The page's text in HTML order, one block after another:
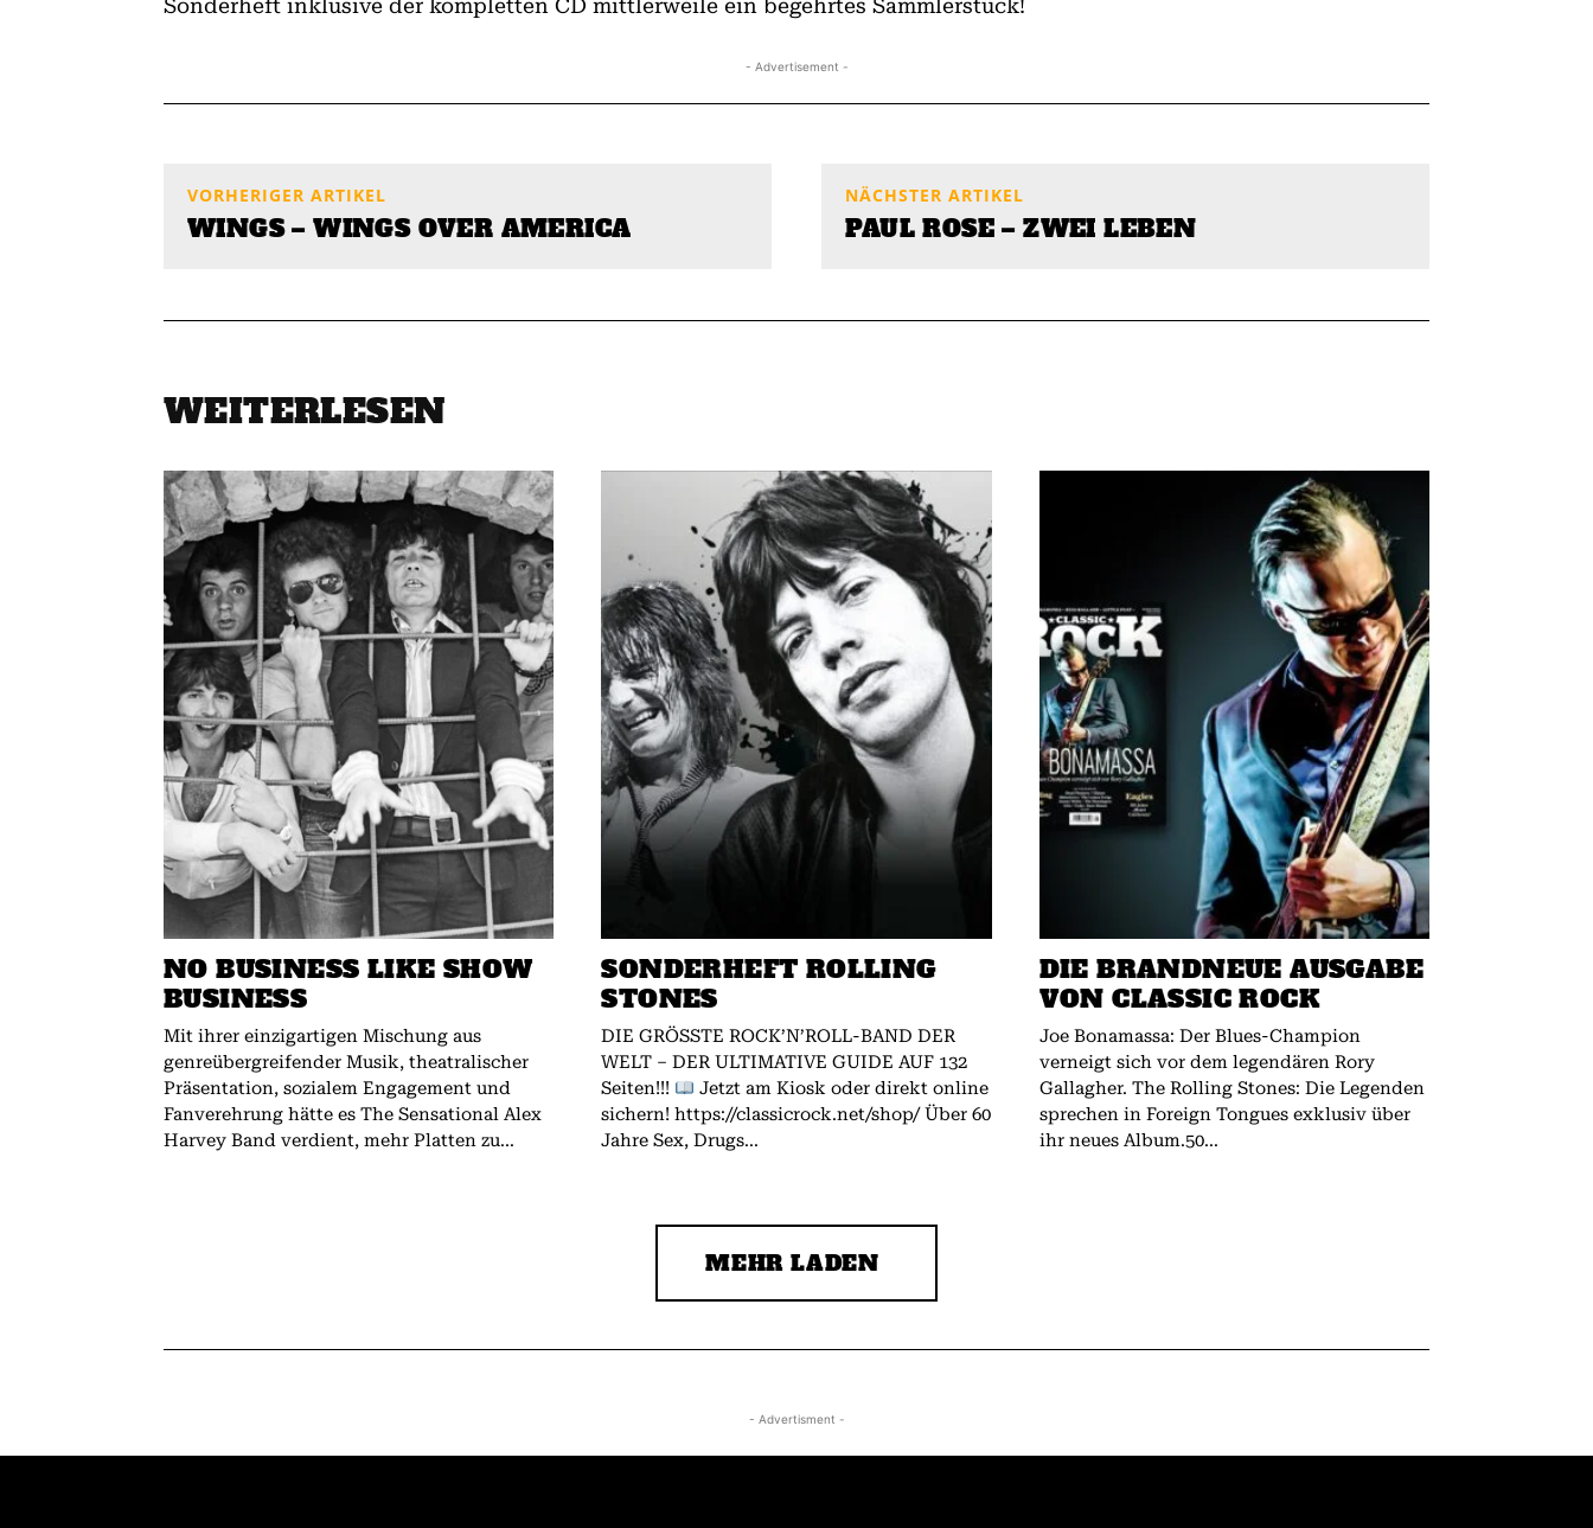
Sonderheft inklusive der kompletten CD mittlerweile ein begehrtes Sammlerstück!
- Advertisement -
VORHERIGER ARTIKEL
WINGS – WINGS OVER AMERICA
NÄCHSTER ARTIKEL
PAUL ROSE – ZWEI LEBEN
WEITERLESEN
NO BUSINESS LIKE SHOW
BUSINESS
Mit ihrer einzigartigen Mischung aus
genreübergreifender Musik, theatralischer
Präsentation, sozialem Engagement und
Fanverehrung hätte es The Sensational Alex
Harvey Band verdient, mehr Platten zu...
SONDERHEFT ROLLING
STONES
DIE GRÖSSTE ROCK’N’ROLL-BAND DER
WELT – DER ULTIMATIVE GUIDE AUF 132
Seiten!!!
Jetzt am Kiosk oder direkt online
sichern! https://classicrock.net/shop/ Über 60
Jahre Sex, Drugs...
DIE BRANDNEUE AUSGABE
VON CLASSIC ROCK
Joe Bonamassa: Der Blues-Champion
verneigt sich vor dem legendären Rory
Gallagher. The Rolling Stones: Die Legenden
sprechen in Foreign Tongues exklusiv über
ihr neues Album.50...
MEHR LADEN
- Advertisment -